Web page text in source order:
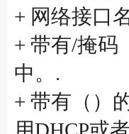
+ 网络接口
+ 带有/掩码
中。.
+ 带有（）